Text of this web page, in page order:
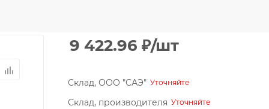
9 422.96 ₽/шт
Склад, ООО "САЭ" Уточняйте
Склад, производителя Уточняйте